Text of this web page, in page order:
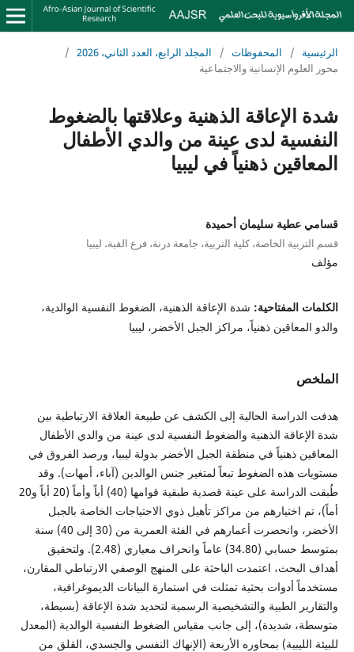
الرئيسية / المحفوظات / المجلد الرابع، العدد الثاني، 2026
/
محور العلوم الإنسانية والاجتماعية
شدة الإعاقة الذهنية وعلاقتها بالضغوط
النفسية لدى عينة من والدي الأطفال
المعاقين ذهنياً في ليبيا
قسامي عطية سليمان أحميدة
قسم التربية الخاصة، كلية التربية، جامعة درنة، فرع القبة، ليبيا
مؤلف
الكلمات المفتاحية: شدة الإعاقة الذهنية، الضغوط النفسية الوالدية،
والدو المعاقين ذهنياً، مراكز الجبل الأخضر، ليبيا
الملخص
هدفت الدراسة الحالية إلى الكشف عن طبيعة العلاقة الارتباطية بين
شدة الإعاقة الذهنية والضغوط النفسية لدى عينة من والدي الأطفال
المعاقين ذهنياً في منطقة الجبل الأخضر بدولة ليبيا، ورصد الفروق في
مستويات هذه الضغوط تبعاً لمتغير جنس الوالدين (آباء، أمهات). وقد
طُبقت الدراسة على عينة قصدية طبقية قوامها (40) أباً وأماً (20 أباً و20
أماً)، تم اختيارهم من مراكز تأهيل ذوي الاحتياجات الخاصة بالجبل
الأخضر، وانحصرت أعمارهم في الفئة العمرية من (30 إلى 40) سنة
بمتوسط حسابي (34.80) عاماً وانحراف معياري (2.48). ولتحقيق
أهداف البحث، اعتمدت الباحثة على المنهج الوصفي الارتباطي المقارن،
مستخدماً أدوات بحثية تمثلت في استمارة البيانات الديموغرافية،
والتقارير الطبية والتشخيصية الرسمية لتحديد شدة الإعاقة (بسيطة،
متوسطة، شديدة)، إلى جانب مقياس الضغوط النفسية الوالدية (المعدل
للبيئة الليبية) بمحاوره الأربعة (الإنهاك النفسي والجسدي، القلق من